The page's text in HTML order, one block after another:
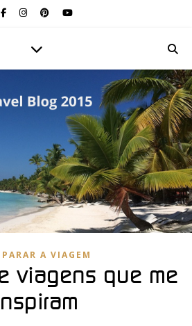
A VIAGEM
viagens que me